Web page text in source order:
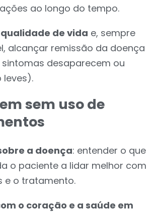
ao longo do tempo.
de vida e, sempre
alcançar remissão da doença
desaparecem ou
leves).
sem uso de
a doença: entender o que
o paciente a lidar melhor com
e o tratamento.
o coração e a saúde em